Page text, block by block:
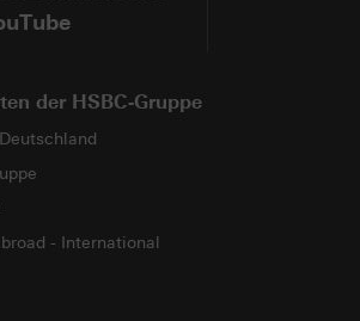
der HSBC-Gruppe
- International